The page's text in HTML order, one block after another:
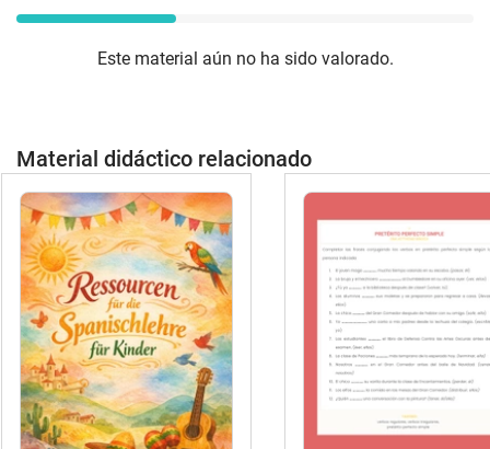
Este material aún no ha sido valorado.
Material didáctico relacionado